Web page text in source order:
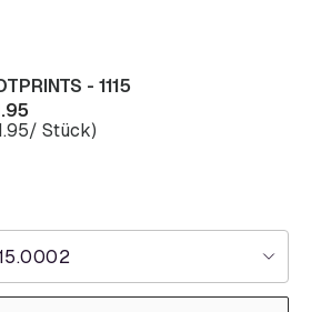
- 1115
/ Stück)